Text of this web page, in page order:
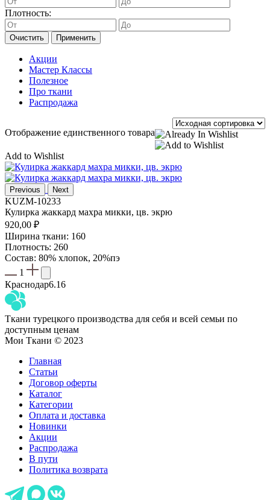
Плотность:
Очистить Применить
Акции
Мастер Классы
Полезное
Про ткани
Распродажа
Отображение единственного товара
Add to Wishlist
Previous Next
KUZM-10233
Кулирка жаккард махра микки, цв. экрю
920,00 ₽
Ширина ткани: 160
Плотность: 260
Состав: 80% хлопок, 20%пэ
1
Краснодар6.16
Ткани турецкого производства для себя и всей семьи по
доступным ценам
Мои Ткани © 2023
Главная
Статьи
Договор оферты
Каталог
Категории
Оплата и доставка
Новинки
Акции
Распродажа
В пути
Политика возврата